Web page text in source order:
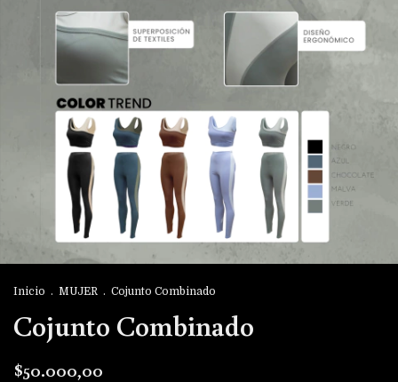
Inicio . MUJER . Cojunto Combinado
Cojunto Combinado
$50.000,00